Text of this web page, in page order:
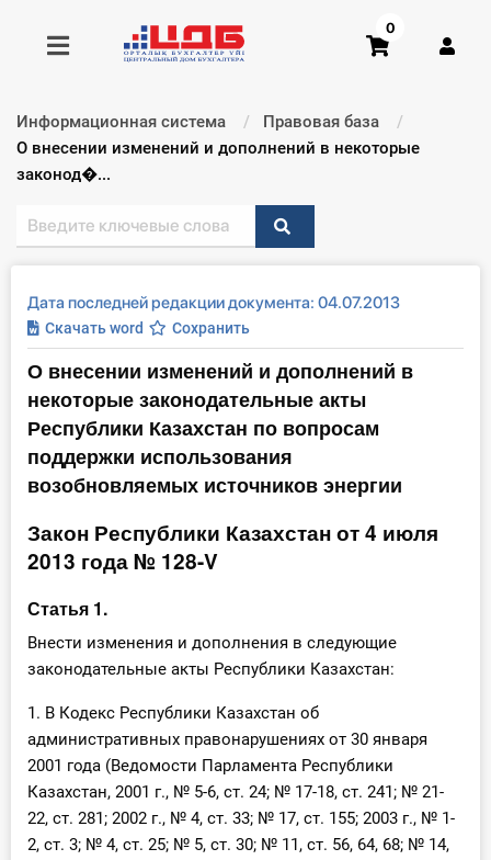
Получить консультацию
Главная ИС
Формы
Консультации
Правовая база
Библиотека бухгалтера
Инструменты
Вебинары
Практика ИП
Кадры. Труд. Зарплата.
Учет по отраслям
0
Информационная система
Правовая база
Текущий:
О внесении изменений и дополнений в некоторые
законод�...
Дата последней редакции документа: 04.07.2013
Скачать word Сохранить
О внесении изменений и дополнений в
некоторые законодательные акты
Республики Казахстан по вопросам
поддержки использования
возобновляемых источников энергии
Закон Республики Казахстан от 4 июля
2013 года № 128-V
Статья 1.
Внести изменения и дополнения в следующие
законодательные акты Республики Казахстан:
1. В Кодекс Республики Казахстан об
административных правонарушениях от 30 января
2001 года (Ведомости Парламента Республики
Казахстан, 2001 г., № 5-6, ст. 24; № 17-18, ст. 241; № 21-
22, ст. 281; 2002 г., № 4, ст. 33; № 17, ст. 155; 2003 г., № 1-
2, ст. 3; № 4, ст. 25; № 5, ст. 30; № 11, ст. 56, 64, 68; № 14,